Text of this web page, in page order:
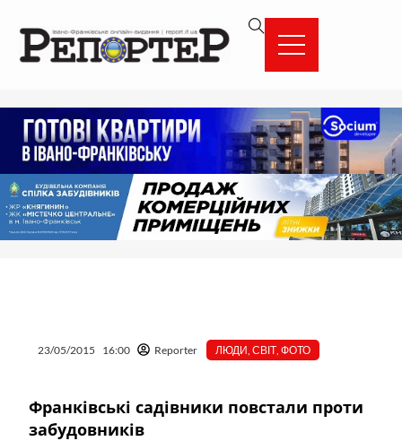
вмісту
23/05/2015 16:00 Reporter ЛЮДИ ,СВІТ ,ФОТО
Франківські садівники повстали проти
забудовників